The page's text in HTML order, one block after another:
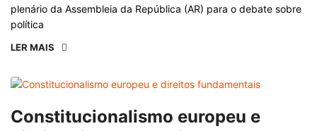
plenário da Assembleia da República (AR) para o debate sobre
política
LER MAIS
Constitucionalismo europeu e